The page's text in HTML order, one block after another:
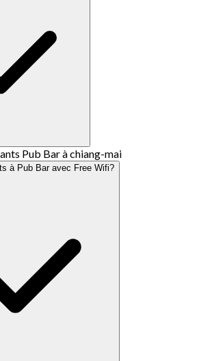
Pub Bar à chiang-mai
à Pub Bar avec Free Wifi?